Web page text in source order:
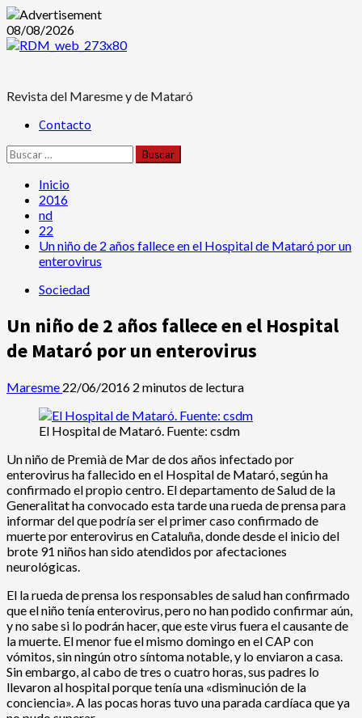
Saltar
al
08/08/2026
Revista del Maresme y de Mataró
Menú Contacto
Buscar:
Inicio
2016
nd
22
Un niño de 2 años fallece en el Hospital de Mataró por un
enterovirus
Sociedad
Un niño de 2 años fallece en el Hospital
de Mataró por un enterovirus
Maresme 22/06/2016 2 minutos de lectura
El Hospital de Mataró. Fuente: csdm
Un niño de Premià de Mar de dos años infectado por
enterovirus ha fallecido en el Hospital de Mataró, según ha
confirmado el propio centro. El departamento de Salud de la
Generalitat ha convocado esta tarde una rueda de prensa para
informar del que podría ser el primer caso confirmado de
muerte por enterovirus en Cataluña, donde desde el inicio del
brote 91 niños han sido atendidos por afectaciones
neurológicas.
El la rueda de prensa los responsables de salud han confirmado
que el niño tenía enterovirus, pero no han podido confirmar aún,
y no sabe si lo podrán hacer, que este virus fuera el causante de
la muerte. El menor fue el mismo domingo en el CAP con
vómitos, sin ningún otro síntoma notable, y lo enviaron a casa.
Sin embargo, al cabo de tres o cuatro horas, sus padres lo
llevaron al hospital porque tenía una «disminución de la
conciencia». A las pocas horas tuvo una parada cardíaca que ya